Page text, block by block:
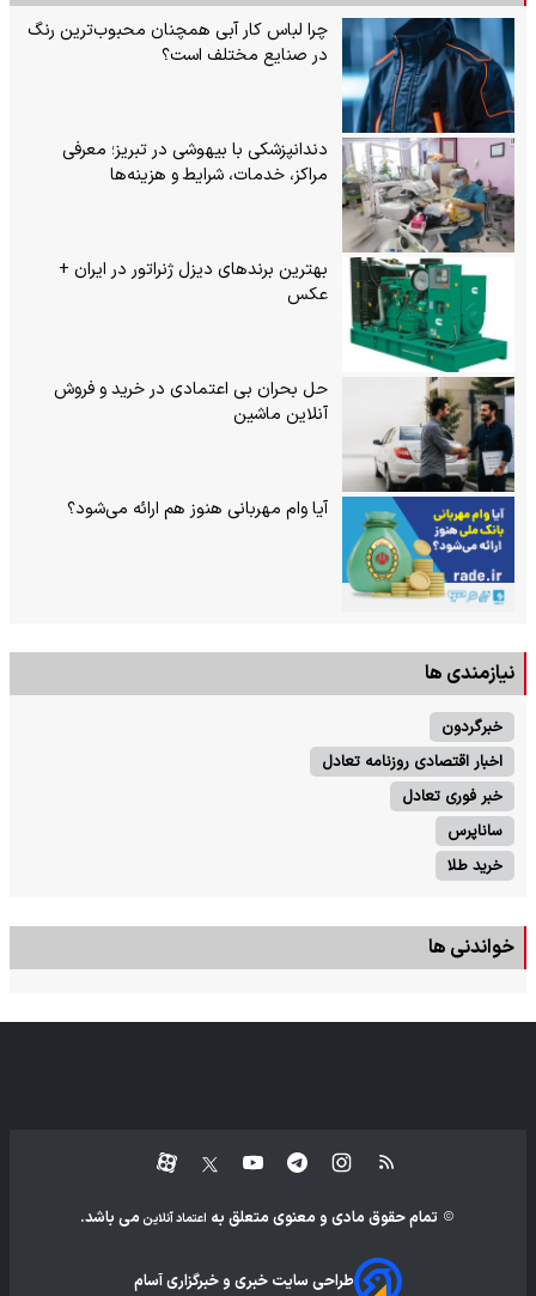
چرا لباس کار آبی همچنان محبوب‌ترین رنگ
در صنایع مختلف است؟
دندانپزشکی با بیهوشی در تبریز؛ معرفی
مراکز، خدمات، شرایط و هزینه‌ها
بهترین برندهای دیزل ژنراتور در ایران +
عکس
حل بحران بی‌ اعتمادی در خرید و فروش
آنلاین ماشین
آیا وام مهربانی هنوز هم ارائه می‌شود؟
نیازمندی ها
خبرگردون
اخبار اقتصادی روزنامه تعادل
خبر فوری تعادل
ساناپرس
خرید طلا
خواندنی ها
تمام حقوق مادی و معنوی متعلق به اعتماد آنلاین می باشد.
طراحی سایت خبری و خبرگزاری آسام